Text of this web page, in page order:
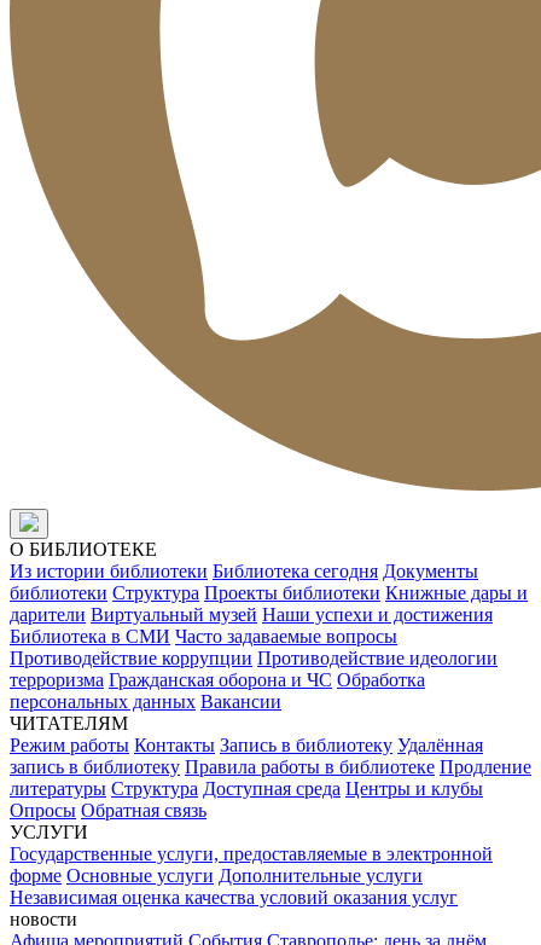
О БИБЛИОТЕКЕ
Из истории библиотеки Библиотека сегодня Документы
библиотеки Структура Проекты библиотеки Книжные дары и
дарители Виртуальный музей Наши успехи и достижения
Библиотека в СМИ Часто задаваемые вопросы
Противодействие коррупции Противодействие идеологии
терроризма Гражданская оборона и ЧС Обработка
персональных данных Вакансии
ЧИТАТЕЛЯМ
Режим работы Контакты Запись в библиотеку Удалённая
запись в библиотеку Правила работы в библиотеке Продление
литературы Структура Доступная среда Центры и клубы
Опросы Обратная связь
УСЛУГИ
Государственные услуги, предоставляемые в электронной
форме Основные услуги Дополнительные услуги
Независимая оценка качества условий оказания услуг
новости
Афиша мероприятий События Ставрополье: день за днём